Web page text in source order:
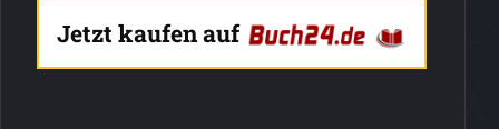
Jetzt kaufen auf